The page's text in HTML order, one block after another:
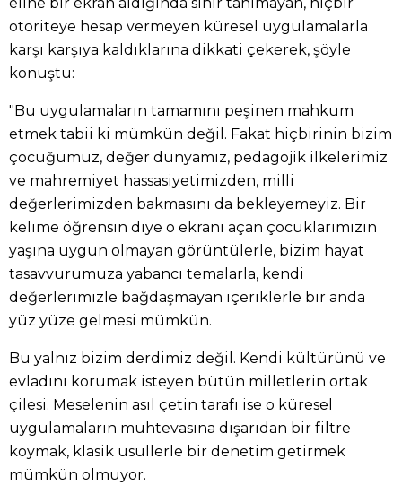
eline bir ekran aldığında sınır tanımayan, hiçbir
otoriteye hesap vermeyen küresel uygulamalarla
karşı karşıya kaldıklarına dikkati çekerek, şöyle
konuştu:
"Bu uygulamaların tamamını peşinen mahkum
etmek tabii ki mümkün değil. Fakat hiçbirinin bizim
çocuğumuz, değer dünyamız, pedagojik ilkelerimiz
ve mahremiyet hassasiyetimizden, milli
değerlerimizden bakmasını da bekleyemeyiz. Bir
kelime öğrensin diye o ekranı açan çocuklarımızın
yaşına uygun olmayan görüntülerle, bizim hayat
tasavvurumuza yabancı temalarla, kendi
değerlerimizle bağdaşmayan içeriklerle bir anda
yüz yüze gelmesi mümkün.
Bu yalnız bizim derdimiz değil. Kendi kültürünü ve
evladını korumak isteyen bütün milletlerin ortak
çilesi. Meselenin asıl çetin tarafı ise o küresel
uygulamaların muhtevasına dışarıdan bir filtre
koymak, klasik usullerle bir denetim getirmek
mümkün olmuyor.